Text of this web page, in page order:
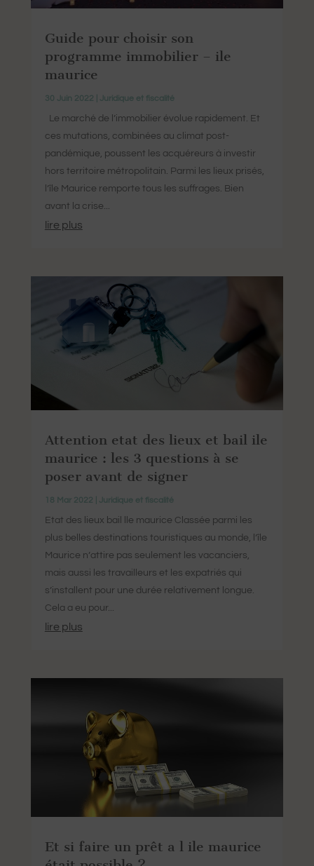
Guide pour choisir son
programme immobilier – ile
maurice
30 Juin 2022 Juridique et fiscalité
Le marché de l’immobilier évolue rapidement. Et
ces mutations, combinées au climat post-
pandémique, poussent les acquéreurs à investir
hors territoire métropolitain. Parmi les lieux prisés,
l’île Maurice remporte tous les suffrages. Bien
avant la crise...
lire plus
Attention etat des lieux et bail ile
maurice : les 3 questions à se
poser avant de signer
18 Mar 2022 Juridique et fiscalité
Etat des lieux bail lle maurice Classée parmi les
plus belles destinations touristiques au monde, l’île
Maurice n’attire pas seulement les vacanciers,
mais aussi les travailleurs et les expatriés qui
s’installent pour une durée relativement longue.
Cela a eu pour...
lire plus
Et si faire un prêt a l ile maurice